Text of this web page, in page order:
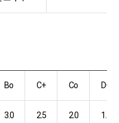
Bo C+ Co D+
3.0 2.5 2.0 1.5